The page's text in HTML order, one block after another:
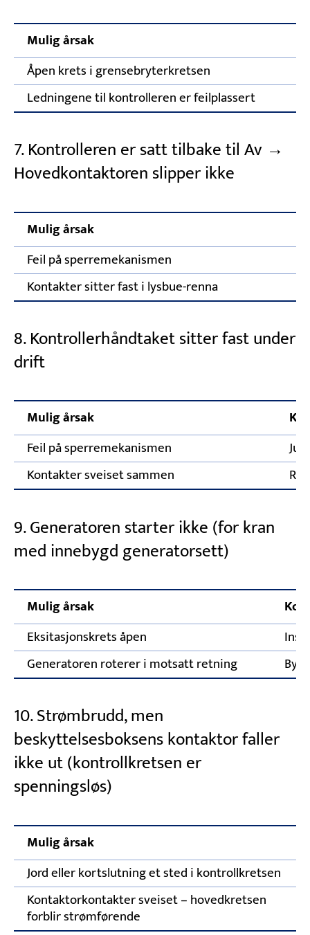
Mulig årsak
Åpen krets i grensebryterkretsen
Ledningene til kontrolleren er feilplassert
7. Kontrolleren er satt tilbake til Av →
Hovedkontaktoren slipper ikke
Mulig årsak
Feil på sperremekanismen
Kontakter sitter fast i lysbue-renna
8. Kontrollerhåndtaket sitter fast under
drift
Mulig årsak
Feil på sperremekanismen
Kontakter sveiset sammen
9. Generatoren starter ikke (for kran
med innebygd generatorsett)
Mulig årsak
Eksitasjonskrets åpen
Generatoren roterer i motsatt retning
10. Strømbrudd, men
beskyttelsesboksens kontaktor faller
ikke ut (kontrollkretsen er
spenningsløs)
Mulig årsak
Jord eller kortslutning et sted i kontrollkretsen
Kontaktorkontakter sveiset – hovedkretsen
forblir strømførende